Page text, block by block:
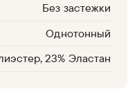
Без застежки
Однотонный
23% Эластан